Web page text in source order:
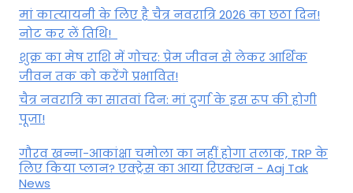
मां कात्‍यायनी के लिए है चैत्र नवरात्रि 2026 का छठा दिन!
नोट कर लें तिथि!
शुक्र का मेष राशि में गोचर: प्रेम जीवन से लेकर आर्थिक
जीवन तक को करेंगे प्रभावित!
चैत्र नवरात्रि का सातवां दिन: मां दुर्गा के इस रूप की होगी
पूजा!
गौरव खन्ना-आकांक्षा चमोला का नहीं होगा तलाक, TRP के
लिए किया प्लान? एक्ट्रेस का आया रिएक्शन - Aaj Tak
News